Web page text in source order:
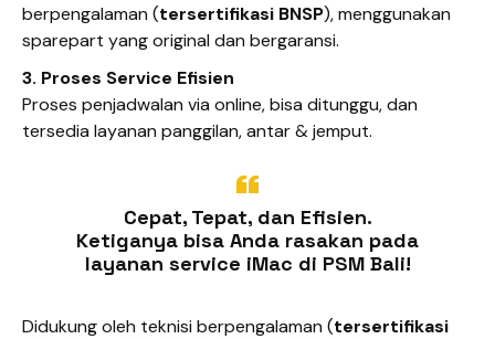
berpengalaman (tersertifikasi BNSP), menggunakan
sparepart yang original dan bergaransi.
3. Proses Service Efisien
Proses penjadwalan via online, bisa ditunggu, dan
tersedia layanan panggilan, antar & jemput.
Cepat, Tepat, dan Efisien.
Ketiganya bisa Anda rasakan pada
layanan service iMac di PSM Bali!
Didukung oleh teknisi berpengalaman (tersertifikasi